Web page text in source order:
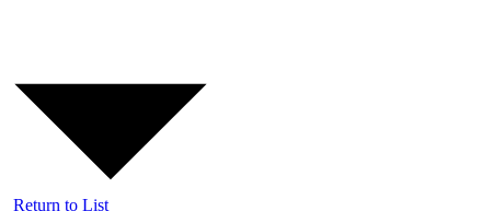
Return to List